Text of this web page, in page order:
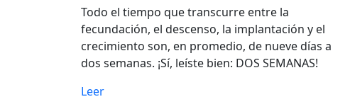
Todo el tiempo que transcurre entre la
fecundación, el descenso, la implantación y el
crecimiento son, en promedio, de nueve días a
dos semanas. ¡Sí, leíste bien: DOS SEMANAS!
Leer